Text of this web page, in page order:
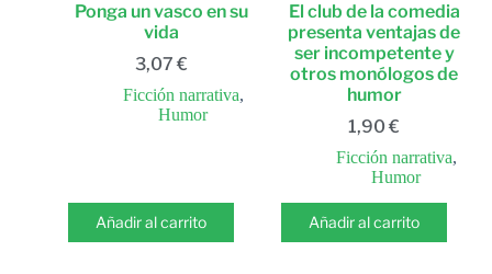
Ponga un vasco en su
vida
3,07 €
Ficción narrativa,
Humor
Añadir al carrito
El club de la comedia
presenta ventajas de
ser incompetente y
otros monólogos de
humor
1,90€
Ficción narrativa,
Humor
Añadir al carrito